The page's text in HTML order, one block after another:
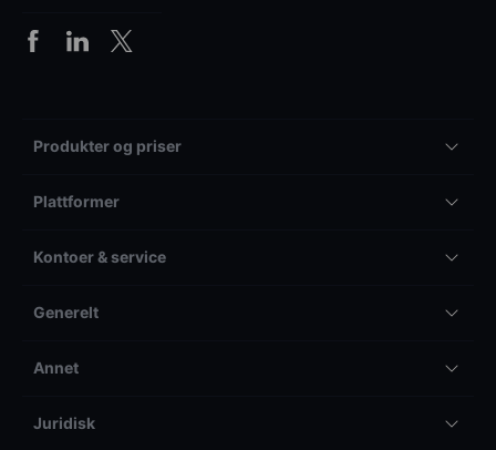
Produkter og priser
Plattformer
Kontoer & service
Generelt
Annet
Juridisk